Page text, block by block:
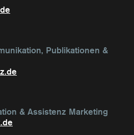
Publikationen &
& Assistenz Marketing